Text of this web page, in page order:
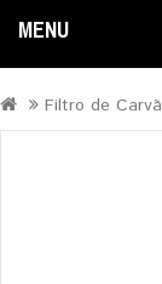
MENU
Filtro de